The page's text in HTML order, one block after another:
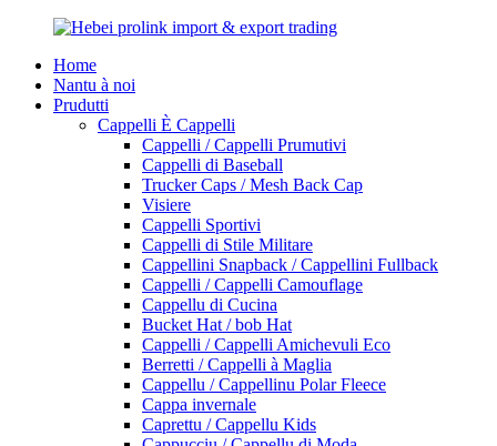
Home
Nantu à noi
Prudutti
Cappelli È Cappelli
Cappelli / Cappelli Prumutivi
Cappelli di Baseball
Trucker Caps / Mesh Back Cap
Visiere
Cappelli Sportivi
Cappelli di Stile Militare
Cappellini Snapback / Cappellini Fullback
Cappelli / Cappelli Camouflage
Cappellu di Cucina
Bucket Hat / bob Hat
Cappelli / Cappelli Amichevuli Eco
Berretti / Cappelli à Maglia
Cappellu / Cappellinu Polar Fleece
Cappa invernale
Caprettu / Cappellu Kids